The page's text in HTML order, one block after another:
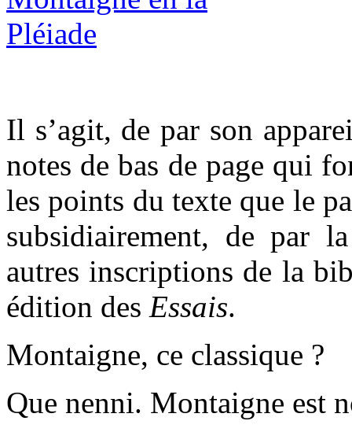
Il s’agit, de par son
notes de bas de page qui
les points du texte que le
subsidiairement, de par
autres inscriptions de la
édition des Essais.
Montaigne, ce classique ?
Que nenni. Montaigne est